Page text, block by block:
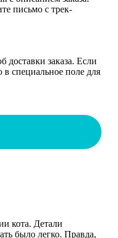
письмо с трек-
доставки заказа. Если
в специальное поле для
кота. Детали
было легко. Правда,